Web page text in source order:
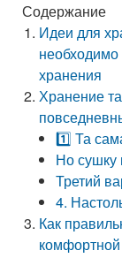
Содержание
Идеи для
необходимо
хранения
Хранение
1️⃣ Та
Но сушку
Третий
4.
Как
комфортной